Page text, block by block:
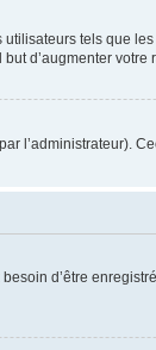
tels que
d’augmenter
l’administrateur).
d’être